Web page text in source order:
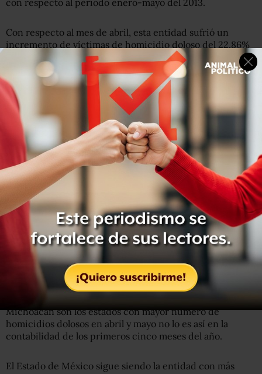
Con respecto al mes de abril, esta entidad sufrió un
incremento de víctimas de homicidio doloso del 22.86%
en la entidad en abril se cometían 3.5 homicidios
dolosos al día y en mayo se presentaron 4.2.
En lo que va del año Michoacán tiene una cifra de 558
víctimas de homicidio doloso. En tanto que en delitos
como el secuestro y la extorsión también se puede
observar en el informe del Secretariado un incremento
del 2.60% y del 32.39%.
En el reciente informe del Secretariado Ejecutivo del
Sistema Nacional de Seguridad Pública,dos entidades
llaman la atención por su incremento en homicidios se
trata de Chihuahua y Sinaloa.
Esos estados presentan un incremento del 19.44% y del
31.03%. De hecho, Sinaloa, con este incremento, es el
sexto estado con mayor número de homicidios dolosos.
Michoacán son los estados con mayor número de
homicidios dolosos en abril y mayo no lo es así en la
contabilidad de los primeros cinco meses del año.
El Estado de México sigue siendo la entidad con más